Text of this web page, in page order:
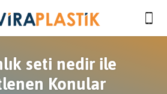
seti nedir ile
Konular